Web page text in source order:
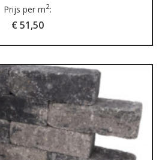
Prijs per m2:
€ 51,50